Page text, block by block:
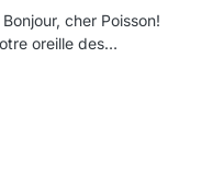
cher Poisson!
oreille des…